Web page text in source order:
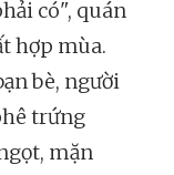
có", quán
hợp mùa.
bè, người
trứng
mặn